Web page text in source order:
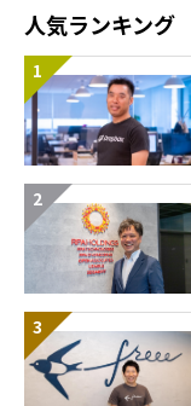
人気ランキング